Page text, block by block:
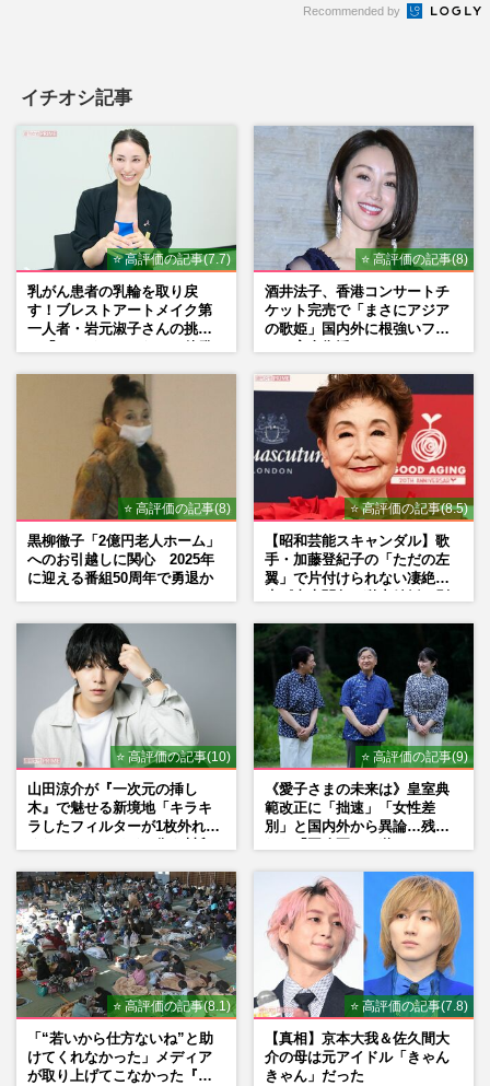
Recommended by
イチオシ記事
⭐ 高評価の記事(7.7)
乳がん患者の乳輪を取り戻
す！ブレストアートメイク第
一人者・岩元淑子さんの挑戦
⭐ 高評価の記事(8)
酒井法子、香港コンサートチ
ケット完売で「まさにアジア
の歌姫」国内外に根強いファ
⭐ 高評価の記事(8)
黒柳徹子「2億円老人ホーム」
へのお引越しに関心 2025年
に迎える番組50周年で勇退か
⭐ 高評価の記事(8.5)
【昭和芸能スキャンダル】歌
手・加藤登紀子の「ただの左
翼」で片付けられない凄絶半
⭐ 高評価の記事(10)
山田涼介が『一次元の挿し
木』で魅せる新境地「キラキ
ラしたフィルターが1枚外れて
⭐ 高評価の記事(9)
《愛子さまの未来は》皇室典
範改正に「拙速」「女性差
別」と国内外から異論…残さ
⭐ 高評価の記事(8.1)
「“若いから仕方ないね”と助
けてくれなかった」メディア
が取り上げてこなかった『避
⭐ 高評価の記事(7.8)
【真相】京本大我＆佐久間大
介の母は元アイドル「きゃん
きゃん」だった